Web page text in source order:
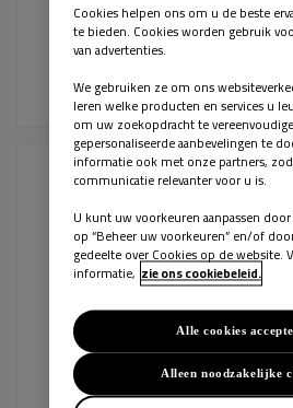
Laatst bijgewerkt:
07-08-2026
CAU10440
Laatste contact:07-08-2026
Beschikbaar:ja
Beschikbaar vanaf:per direct
Plaats:Utrecht
Cookies helpen ons om u de beste
te bieden. Cookies worden gebruik
van advertenties.
We gebruiken ze om ons
leren welke producten en services u
om uw zoekopdracht te
gepersonaliseerde aanbevelingen te
informatie ook met onze partners,
communicatie relevanter voor u is.
U kunt uw voorkeuren aanpassen
op “Beheer uw voorkeuren” en/of
gedeelte over Cookies op de website.
informatie, zie ons cookiebeleid.
Alleen noodzakelijke
Alle cookies